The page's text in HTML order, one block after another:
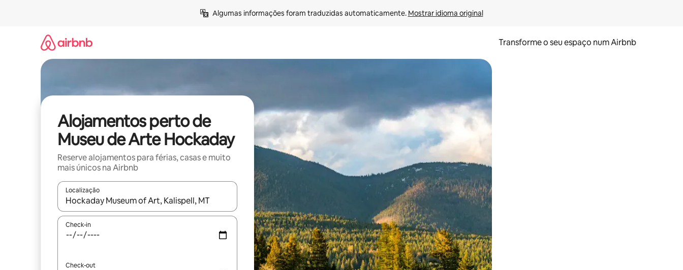
Algumas informações foram traduzidas automaticamente. Mostrar idioma original
Transforme o seu espaço num Airbnb
Alojamentos perto de
Museu de Arte Hockaday
Reserve alojamentos para férias, casas e muito
mais únicos na Airbnb
Localização
Quando os resultados estiverem disponíveis, navegue com as teclas de seta para cima e para baixo ou explore com gestos de toque ou deslize.
Check-in
Check-out